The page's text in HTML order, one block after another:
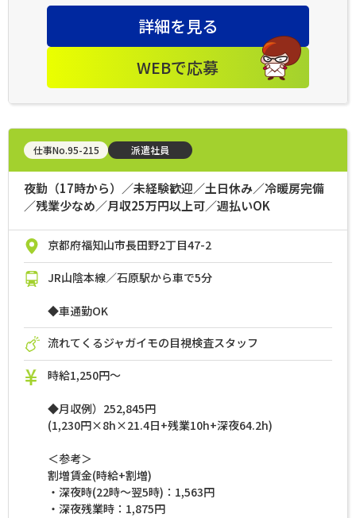
詳細を見る
WEBで応募
仕事No.95-215 派遣社員
夜勤（17時から）／未経験歓迎／土日休み／冷暖房完備
／残業少なめ／月収25万円以上可／週払いOK
京都府福知山市長田野2丁目47-2
JR山陰本線／石原駅から車で5分
◆車通勤OK
流れてくるジャガイモの目視検査スタッフ
時給1,250円～
◆月収例）252,845円
(1,230円×8h×21.4日+残業10h+深夜64.2h)
＜参考＞
割増賃金(時給+割増)
・深夜時(22時～翌5時)：1,563円
・深夜残業時：1,875円